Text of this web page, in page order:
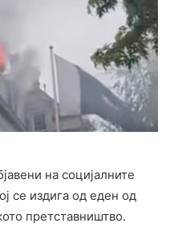
на социјалните
се издига од еден од
претставништво.